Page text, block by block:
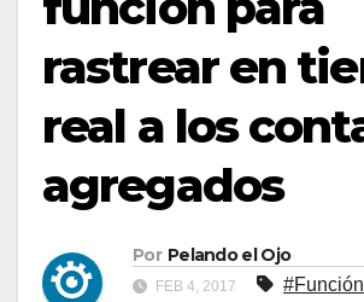
rastrear en
real a los
agregados
Por Pelando el Ojo
FEB 4, 2017 #Función